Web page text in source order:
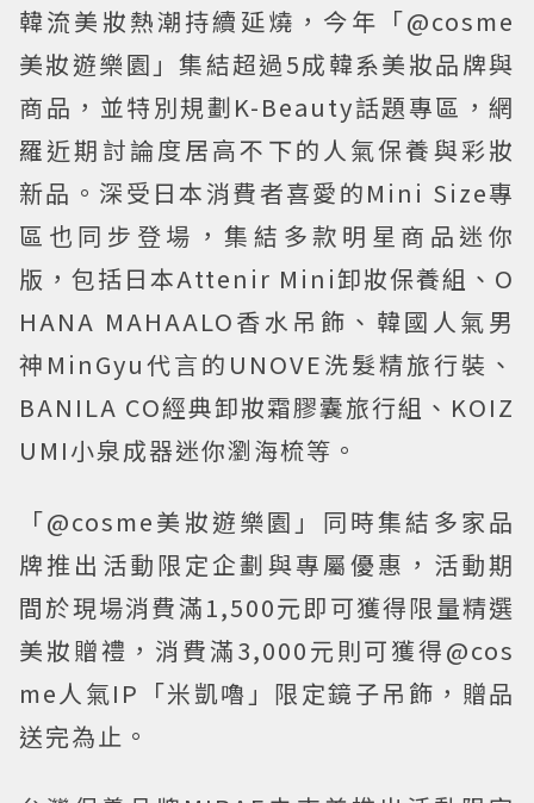
韓流美妝熱潮持續延燒，今年「@cosme
美妝遊樂園」集結超過5成韓系美妝品牌與
商品，並特別規劃K-Beauty話題專區，網
羅近期討論度居高不下的人氣保養與彩妝
新品。深受日本消費者喜愛的Mini Size專
區也同步登場，集結多款明星商品迷你
版，包括日本Attenir Mini卸妝保養組、O
HANA MAHAALO香水吊飾、韓國人氣男
神MinGyu代言的UNOVE洗髮精旅行裝、
BANILA CO經典卸妝霜膠囊旅行組、KOIZ
UMI小泉成器迷你瀏海梳等。
「@cosme美妝遊樂園」同時集結多家品
牌推出活動限定企劃與專屬優惠，活動期
間於現場消費滿1,500元即可獲得限量精選
美妝贈禮，消費滿3,000元則可獲得@cos
me人氣IP「米凱嚕」限定鏡子吊飾，贈品
送完為止。